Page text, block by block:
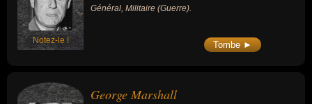
Notez-le !
Général, Militaire (Guerre).
Tombe ►
George Marshall